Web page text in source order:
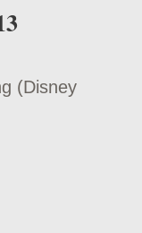
(Disney